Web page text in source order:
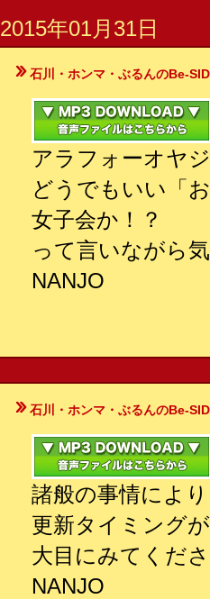
2015年01月31日
石川・ホンマ・ぶるんのBe-
アラフォーオヤ
どうでもいい「
女子会か！？
って言いながら
NANJO
石川・ホンマ・ぶるんのBe-
諸般の事情により
更新タイミング
大目にみてくだ
NANJO